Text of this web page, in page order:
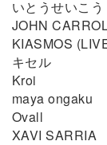
いとうせいこ
JOHN
KIASMOS
キセル
Kroi
maya ongaku
Ovall
XAVI SARRIA